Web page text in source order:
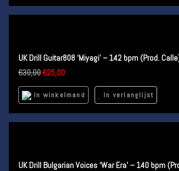
UK Drill Guitar808 ‘Miyagi’ – 142 bpm (Prod.
€30,00€25,00
In winkelmand In verlanglijst
UK Drill Bulgarian Voices ‘War Era’ – 140 bpm